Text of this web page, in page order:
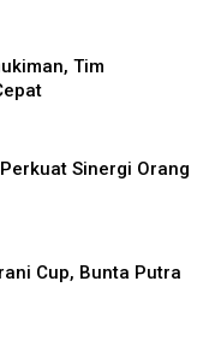
Tim
Sinergi Orang
Cup, Bunta Putra